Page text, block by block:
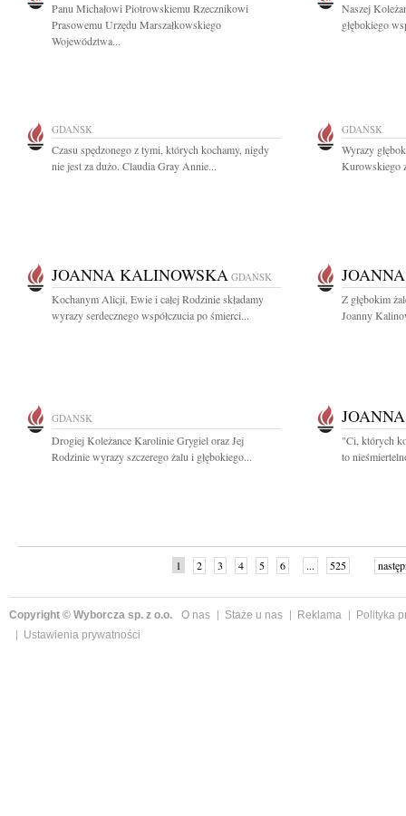
Panu Michałowi Piotrowskiemu Rzecznikowi
Prasowemu Urzędu Marszałkowskiego
Województwa...
Naszej
głębokiego
GDAŃSK
Czasu spędzonego z tymi, których kochamy, nigdy
nie jest za dużo. Claudia Gray Annie...
GDAŃSK
Wyrazy
Kurowskiego
JOANNA KALINOWSKA GDAŃSK
Kochanym Alicji, Ewie i całej Rodzinie składamy
wyrazy serdecznego współczucia po śmierci...
Z głębokim
Joanny
GDAŃSK
Drogiej Koleżance Karolinie Grygiel oraz Jej
Rodzinie wyrazy szczerego żalu i głębokiego...
"Ci, których
to
1 2 3 4 5 6 ... 525
Copyright © Wyborcza sp. z o.o. O nas Staże u nas Reklama
Polityka
Ustawienia prywatności